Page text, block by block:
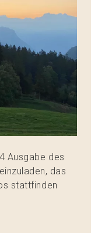
Ausgabe des
das
stattfinden